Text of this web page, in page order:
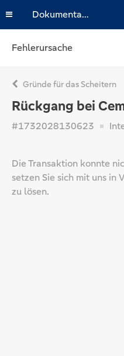
Dokumentation
Fehlerursache
Gründe für das Scheitern
#1732028130623
Die Transaktion konnte
setzen Sie sich mit uns in
zu lösen.